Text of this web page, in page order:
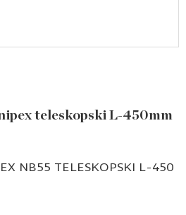
teleskopski L-450mm
NB55 TELESKOPSKI L-450